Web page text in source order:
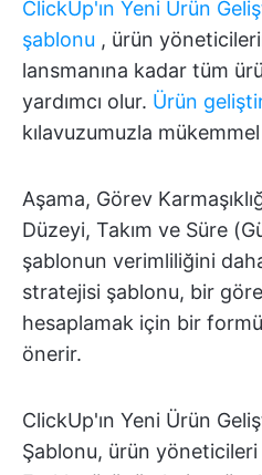
ClickUp'ın Yeni Ürün
şablonu , ürün
lansmanına kadar tüm
yardımcı olur. Ürün
kılavuzumuzla
Aşama, Görev
Düzeyi, Takım ve Süre
şablonun verimliliğini
stratejisi şablonu, bir
hesaplamak için bir
önerir.
ClickUp'ın Yeni Ürün
Şablonu, ürün yöneticileri